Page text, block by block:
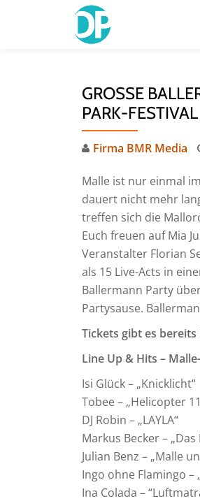
GROSSE
ARK-FESTIVAL
Firma BMR Media
Malle ist nur einmal
dauert nicht mehr
treffen sich die
Euch freuen auf Mia
Veranstalter Florian
als 15 Live-Acts in
Ballermann Party
Partysause.
Tickets gibt es
Line Up & Hits –
Isi Glück – „Knicklicht“
Tobee – „Helicopter
DJ Robin – „LAYLA“
Markus Becker – „Das
Julian Benz – „Malle
Ingo ohne Flamingo –
Ina Colada –